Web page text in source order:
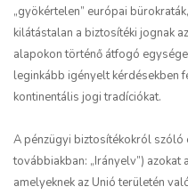
„gyökértelen” európai
kilátástalan a biztosítéki jognak
alapokon történő átfogó
leginkább igényelt kérdésekben
kontinentális jogi tradíciókat.
A pénzügyi biztosítékokról szóló
továbbiakban: „Irányelv”) azokat
amelyeknek az Unió területén